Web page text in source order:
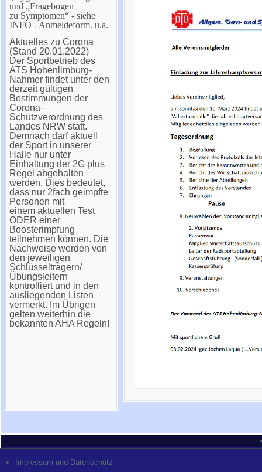
und „Fragebogen
zu Symptomen“ - siehe
INFO - Anmeldeform. u.a.
Aktuelles zu Corona
(Stand 20.01.2022)
Der Sportbetrieb des
ATS Hohenlimburg-
Nahmer findet unter den
derzeit gültigen
Bestimmungen der
Corona-
Schutzverordnung des
Landes NRW statt.
Demnach darf aktuell
der Sport in unserer
Halle nur unter
Einhaltung der 2G plus
Regel abgehalten
werden. Dies bedeutet,
dass nur 2fach geimpfte
Personen mit
einem aktuellen Test
ODER einer
Boosterimpfung
teilnehmen können. Die
Nachweise werden von
den jeweiligen
Schlüsselträgern/
Übungsleitern
kontrolliert und in den
ausliegenden Listen
vermerkt. Im Übrigen
gelten weiterhin die
bekannten AHA Regeln!
Impressum und Datenschutz